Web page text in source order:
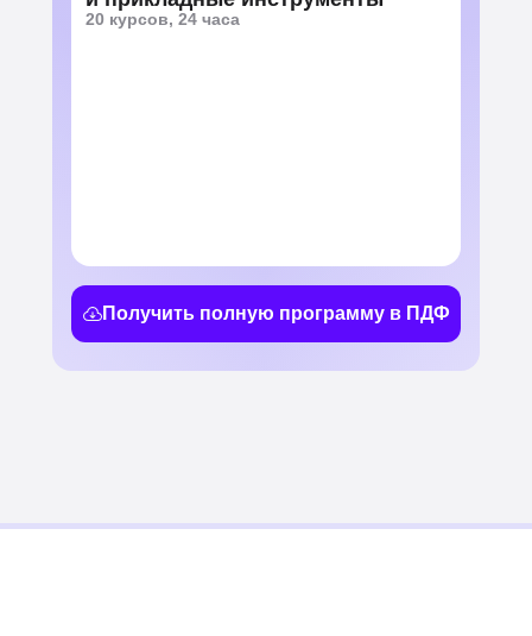
Получить полную программу в ПДФ
20 курсов, 24 часа